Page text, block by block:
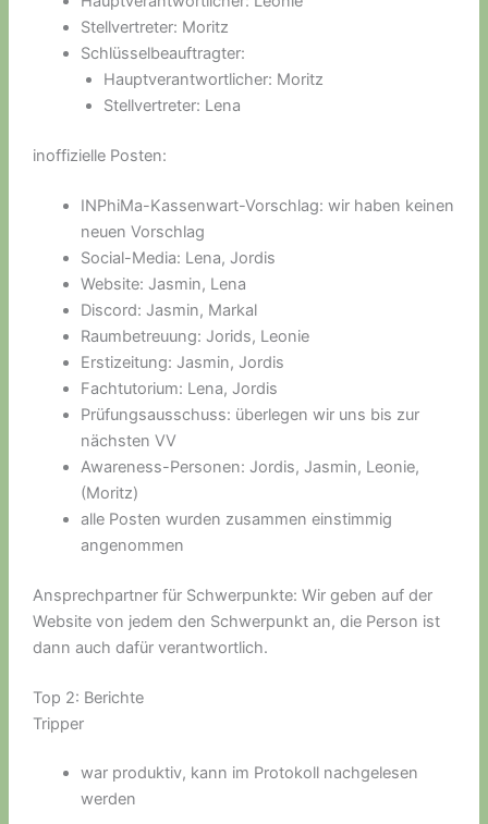
Stellvertreter: Moritz
Schlüsselbeauftragter:
Hauptverantwortlicher: Moritz
Stellvertreter: Lena
inoffizielle Posten:
INPhiMa-Kassenwart-Vorschlag: wir haben keinen
neuen Vorschlag
Social-Media: Lena, Jordis
Website: Jasmin, Lena
Discord: Jasmin, Markal
Raumbetreuung: Jorids, Leonie
Erstizeitung: Jasmin, Jordis
Fachtutorium: Lena, Jordis
Prüfungsausschuss: überlegen wir uns bis zur
nächsten VV
Awareness-Personen: Jordis, Jasmin, Leonie,
(Moritz)
alle Posten wurden zusammen einstimmig
angenommen
Ansprechpartner für Schwerpunkte: Wir geben auf der
Website von jedem den Schwerpunkt an, die Person ist
dann auch dafür verantwortlich.
Top 2: Berichte
Tripper
war produktiv, kann im Protokoll nachgelesen
werden